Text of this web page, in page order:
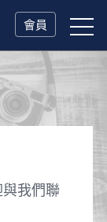
會員
我們聯